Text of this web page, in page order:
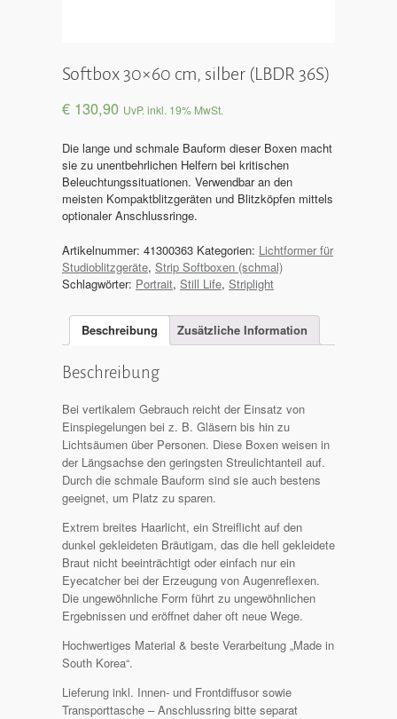
Softbox 30×60 cm, silber (LBDR 36S)
€ 130,90 UvP. inkl. 19% MwSt.
Die lange und schmale Bauform dieser Boxen macht
sie zu unentbehrlichen Helfern bei kritischen
Beleuchtungssituationen. Verwendbar an den
meisten Kompaktblitzgeräten und Blitzköpfen mittels
optionaler Anschlussringe.
Artikelnummer: 41300363 Kategorien: Lichtformer für
Studioblitzgeräte, Strip Softboxen (schmal)
Schlagwörter: Portrait, Still Life, Striplight
Beschreibung Zusätzliche Information
Beschreibung
Bei vertikalem Gebrauch reicht der Einsatz von
Einspiegelungen bei z. B. Gläsern bis hin zu
Lichtsäumen über Personen. Diese Boxen weisen in
der Längsachse den geringsten Streulichtanteil auf.
Durch die schmale Bauform sind sie auch bestens
geeignet, um Platz zu sparen.
Extrem breites Haarlicht, ein Streiflicht auf den
dunkel gekleideten Bräutigam, das die hell gekleidete
Braut nicht beeinträchtigt oder einfach nur ein
Eyecatcher bei der Erzeugung von Augenreflexen.
Die ungewöhnliche Form führt zu ungewöhnlichen
Ergebnissen und eröffnet daher oft neue Wege.
Hochwertiges Material & beste Verarbeitung „Made in
South Korea“.
Lieferung inkl. Innen- und Frontdiffusor sowie
Transporttasche – Anschlussring bitte separat